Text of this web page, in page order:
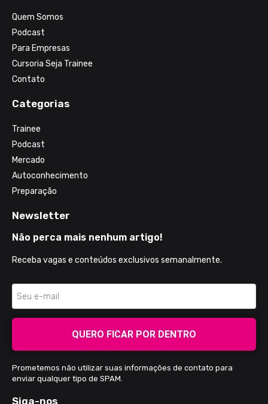
Quem Somos
Podcast
Para Empresas
Cursoria Seja Trainee
Contato
Categorias
Trainee
Podcast
Mercado
Autoconhecimento
Preparação
Newsletter
Não perca mais nenhum artigo!
Receba vagas e conteúdos exclusivos semanalmente.
QUERO FICAR POR DENTRO
Prometemos não utilizar suas informações de contato para
enviar qualquer tipo de SPAM.
Siga-nos